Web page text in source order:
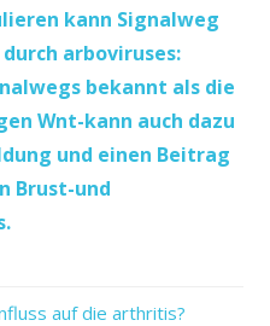
kann Signalweg
arboviruses:
bekannt als die
Wnt-kann auch dazu
und einen Beitrag
Brust-und
auf die arthritis?